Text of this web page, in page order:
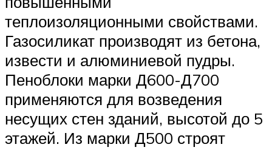
теплоизоляционными свойствами.
Газосиликат производят из бетона,
извести и алюминиевой пудры.
Пеноблоки марки Д600-Д700
применяются для возведения
несущих стен зданий, высотой до 5
этажей. Из марки Д500 строят